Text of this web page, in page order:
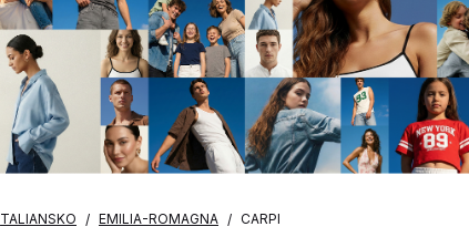
TALIANSKO EMILIA-ROMAGNA CARPI